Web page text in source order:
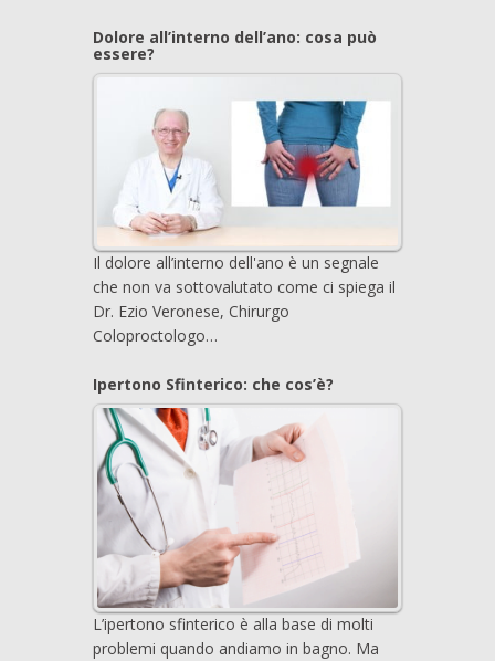
Dolore all’interno dell’ano: cosa può
essere?
Il dolore all’interno dell'ano è un segnale
che non va sottovalutato come ci spiega il
Dr. Ezio Veronese, Chirurgo
Coloproctologo…
Ipertono Sfinterico: che cos’è?
L’ipertono sfinterico è alla base di molti
problemi quando andiamo in bagno. Ma